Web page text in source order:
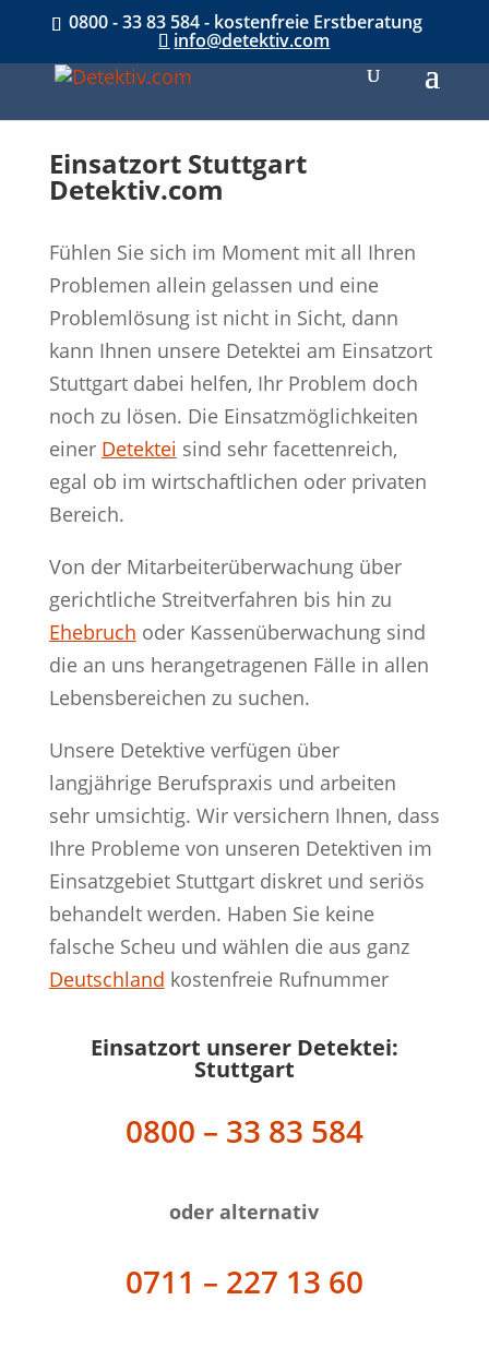
0800 - 33 83 584 - kostenfreie Erstberatung
info@detektiv.com
Einsatzort Stuttgart
Detektiv.com
Fühlen Sie sich im Moment mit all Ihren
Problemen allein gelassen und eine
Problemlösung ist nicht in Sicht, dann
kann Ihnen unsere Detektei am Einsatzort
Stuttgart dabei helfen, Ihr Problem doch
noch zu lösen. Die Einsatzmöglichkeiten
einer Detektei sind sehr facettenreich,
egal ob im wirtschaftlichen oder privaten
Bereich.
Von der Mitarbeiterüberwachung über
gerichtliche Streitverfahren bis hin zu
Ehebruch oder Kassenüberwachung sind
die an uns herangetragenen Fälle in allen
Lebensbereichen zu suchen.
Unsere Detektive verfügen über
langjährige Berufspraxis und arbeiten
sehr umsichtig. Wir versichern Ihnen, dass
Ihre Probleme von unseren Detektiven im
Einsatzgebiet Stuttgart diskret und seriös
behandelt werden. Haben Sie keine
falsche Scheu und wählen die aus ganz
Deutschland kostenfreie Rufnummer
Einsatzort unserer Detektei:
Stuttgart
0800 – 33 83 584
oder alternativ
0711 – 227 13 60